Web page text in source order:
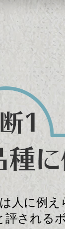
人に例え
評される